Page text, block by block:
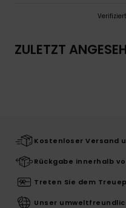
ZULETZT
Kostenloser Versand
Rückgabe innerhalb
Treten Sie dem
Unser